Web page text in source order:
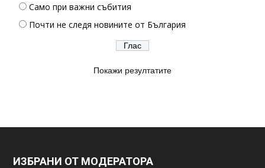
Само при важни събития
Почти не следя новините от България
Покажи резултатите
ИЗБРАНИ ОТ МОДЕРАТОРА